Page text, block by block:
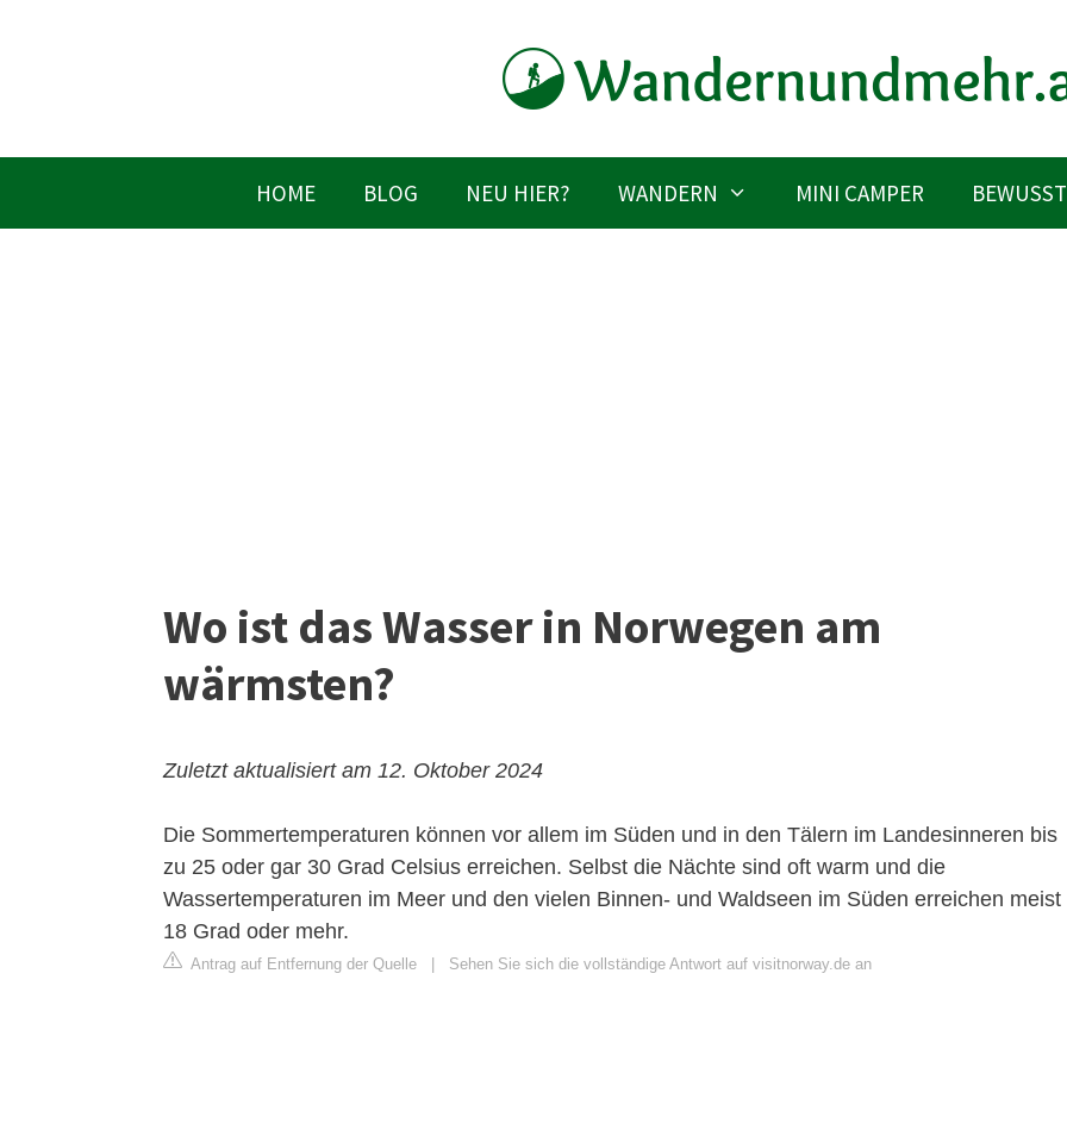
HOME BLOG NEU HIER? WANDERN MINI CAMPER
Wo ist das Wasser in Norwegen am
wärmsten?
Zuletzt aktualisiert am 12. Oktober 2024
Die Sommertemperaturen können vor allem im Süden und in den Tälern im Landesinneren bis
zu 25 oder gar 30 Grad Celsius erreichen. Selbst die Nächte sind oft warm und die
Wassertemperaturen im Meer und den vielen Binnen- und Waldseen im Süden erreichen meist
18 Grad oder mehr.
Antrag auf Entfernung der Quelle Sehen Sie sich die vollständige Antwort auf visitnorway.de an